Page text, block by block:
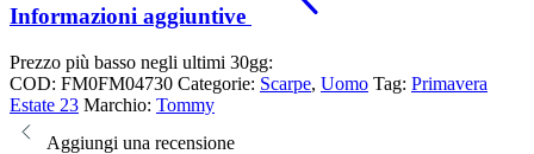
Informazioni aggiuntive
Prezzo più basso negli ultimi 30gg:
COD: FM0FM04730 Categorie: Scarpe, Uomo Tag: Primavera
Estate 23 Marchio: Tommy
Aggiungi una recensione